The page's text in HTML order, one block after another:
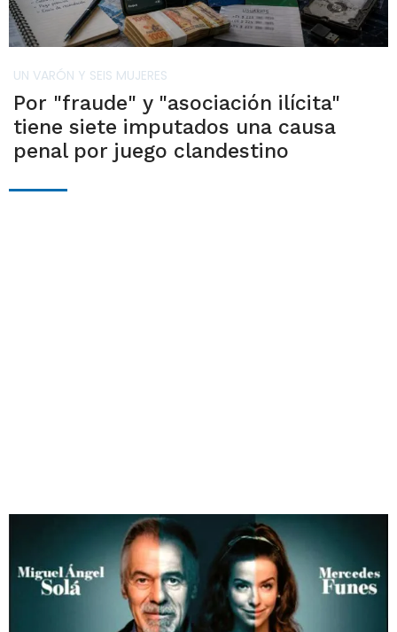
UN VARÓN Y SEIS MUJERES
Por "fraude" y "asociación ilícita"
tiene siete imputados una causa
penal por juego clandestino